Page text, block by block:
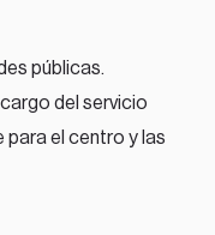
públicas.
del servicio
para el centro y las